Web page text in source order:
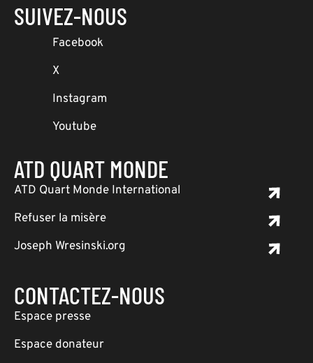
SUIVEZ-NOUS
Facebook
X
Instagram
Youtube
ATD QUART MONDE
ATD Quart Monde International
Refuser la misère
Joseph Wresinski.org
CONTACTEZ-NOUS
Espace presse
Espace donateur